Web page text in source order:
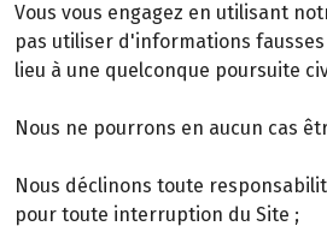
Vous vous engagez en utilisant
pas utiliser d'informations
lieu à une quelconque poursuite
Nous ne pourrons en aucun cas
Nous déclinons toute
pour toute interruption du Site ;